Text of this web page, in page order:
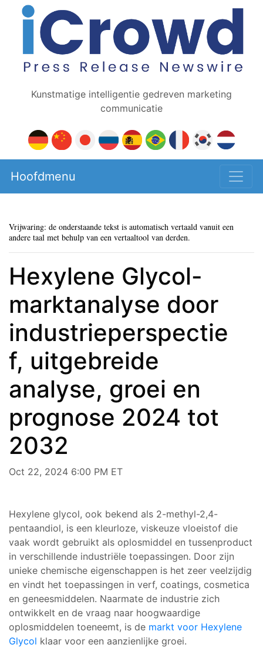
Kunstmatige intelligentie gedreven marketing
communicatie
Hoofdmenu
Vrijwaring: de onderstaande tekst is automatisch vertaald vanuit een
andere taal met behulp van een vertaaltool van derden.
Hexylene Glycol-
marktanalyse door
industrieperspectie
f, uitgebreide
analyse, groei en
prognose 2024 tot
2032
Oct 22, 2024 6:00 PM ET
Hexylene glycol, ook bekend als 2-methyl-2,4-
pentaandiol, is een kleurloze, viskeuze vloeistof die
vaak wordt gebruikt als oplosmiddel en tussenproduct
in verschillende industriële toepassingen. Door zijn
unieke chemische eigenschappen is het zeer veelzijdig
en vindt het toepassingen in verf, coatings, cosmetica
en geneesmiddelen. Naarmate de industrie zich
ontwikkelt en de vraag naar hoogwaardige
oplosmiddelen toeneemt, is de markt voor Hexylene
Glycol klaar voor een aanzienlijke groei.